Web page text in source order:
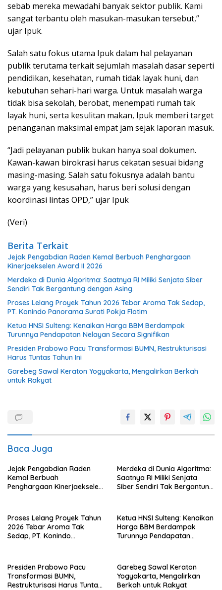
sebab mereka mewadahi banyak sektor publik. Kami
sangat terbantu oleh masukan-masukan tersebut,”
ujar Ipuk.
Salah satu fokus utama Ipuk dalam hal pelayanan
publik terutama terkait sejumlah masalah dasar seperti
pendidikan, kesehatan, rumah tidak layak huni, dan
kebutuhan sehari-hari warga. Untuk masalah warga
tidak bisa sekolah, berobat, menempati rumah tak
layak huni, serta kesulitan makan, Ipuk memberi target
penanganan maksimal empat jam sejak laporan masuk.
“Jadi pelayanan publik bukan hanya soal dokumen.
Kawan-kawan birokrasi harus cekatan sesuai bidang
masing-masing. Salah satu fokusnya adalah bantu
warga yang kesusahan, harus beri solusi dengan
koordinasi lintas OPD,” ujar Ipuk
(Veri)
Berita Terkait
Jejak Pengabdian Raden Kemal Berbuah Penghargaan
Kinerjaekselen Award II 2026
Merdeka di Dunia Algoritma: Saatnya RI Miliki Senjata Siber
Sendiri Tak Bergantung dengan Asing.
Proses Lelang Proyek Tahun 2026 Tebar Aroma Tak Sedap,
PT. Konindo Panorama Surati Pokja Flotim
Ketua HNSI Sulteng: Kenaikan Harga BBM Berdampak
Turunnya Pendapatan Nelayan Secara Signifikan
Presiden Prabowo Pacu Transformasi BUMN, Restrukturisasi
Harus Tuntas Tahun Ini
Garebeg Sawal Keraton Yogyakarta, Mengalirkan Berkah
untuk Rakyat
Baca Juga
Jejak Pengabdian Raden
Kemal Berbuah
Penghargaan Kinerjaekselen
Merdeka di Dunia Algoritma:
Saatnya RI Miliki Senjata
Siber Sendiri Tak Bergantung
Proses Lelang Proyek Tahun
2026 Tebar Aroma Tak
Sedap, PT. Konindo
Ketua HNSI Sulteng: Kenaikan
Harga BBM Berdampak
Turunnya Pendapatan
Presiden Prabowo Pacu
Transformasi BUMN,
Restrukturisasi Harus Tuntas
Garebeg Sawal Keraton
Yogyakarta, Mengalirkan
Berkah untuk Rakyat